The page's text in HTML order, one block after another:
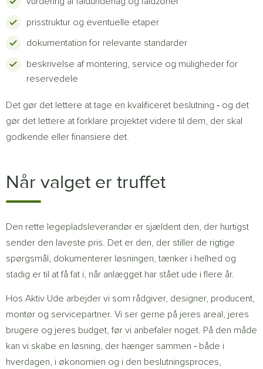
prisstruktur og eventuelle etaper
dokumentation for relevante standarder
beskrivelse af montering, service og muligheder for
reservedele
Det gør det lettere at tage en kvalificeret beslutning ‐ og det
gør det lettere at forklare projektet videre til dem, der skal
godkende eller finansiere det.
Når valget er truffet
Den rette legepladsleverandør er sjældent den, der hurtigst
sender den laveste pris. Det er den, der stiller de rigtige
spørgsmål, dokumenterer løsningen, tænker i helhed og
stadig er til at få fat i, når anlægget har stået ude i flere år.
Hos Aktiv Ude arbejder vi som rådgiver, designer, producent,
montør og servicepartner. Vi ser gerne på jeres areal, jeres
brugere og jeres budget, før vi anbefaler noget. På den måde
kan vi skabe en løsning, der hænger sammen ‐ både i
hverdagen, i økonomien og i den beslutningsproces,